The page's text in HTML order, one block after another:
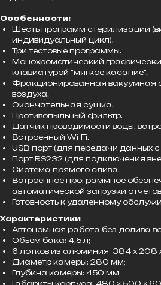
Особенности:
Шесть программ стерилизации
индивидуальный цикл).
Три тестовые программы.
Монохроматический
клавиатурой "мягкое касание".
Фракционированная вакуумная
воздуха.
Окончательная сушка.
Противопыльный фильтр.
Датчик проводимости воды,
Встроенный Wi-Fi.
USB-порт (для передачи данных с
Порт RS232 (для подключения
Система прямого слива.
Встроенное программное
автоматической загрузки
Готовность к удаленному
Характеристики
Автономная работа без долива
Объем бака: 4,5 л;
6 лотков из алюминия: 384 x 208
Диаметр камеры: 280 мм;
Глубина камеры: 450 мм;